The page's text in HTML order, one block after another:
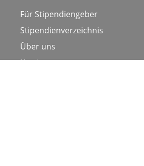
Für Stipendiengeber
Stipendienverzeichnis
Über uns
Karriere